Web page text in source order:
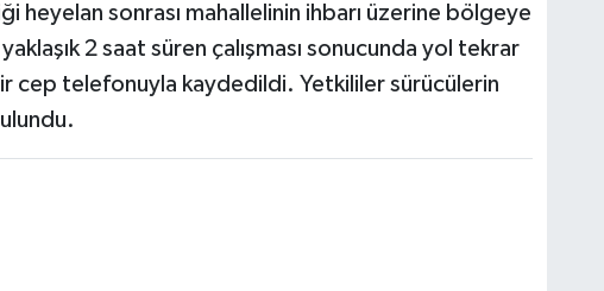
heyelan sonrası mahallelinin ihbarı üzerine bölgeye
2 saat süren çalışması sonucunda yol tekrar
bir cep telefonuyla kaydedildi. Yetkililer sürücülerin